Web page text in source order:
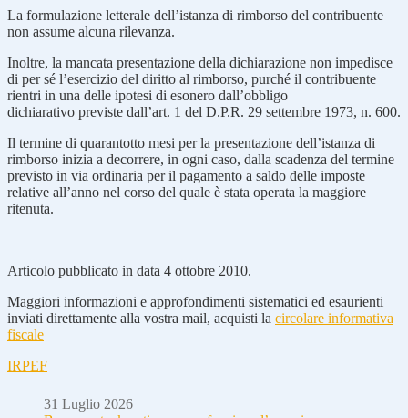
La formulazione letterale dell’istanza di rimborso del contribuente
non assume alcuna rilevanza.
Inoltre, la mancata presentazione della dichiarazione non impedisce
di per sé l’esercizio del diritto al rimborso, purché il contribuente
rientri in una delle ipotesi di esonero dall’obbligo
dichiarativo previste dall’art. 1 del D.P.R. 29 settembre 1973, n. 600.
Il termine di quarantotto mesi per la presentazione dell’istanza di
rimborso inizia a decorrere, in ogni caso, dalla scadenza del termine
previsto in via ordinaria per il pagamento a saldo delle imposte
relative all’anno nel corso del quale è stata operata la maggiore
ritenuta.
Articolo pubblicato in data 4 ottobre 2010.
Maggiori informazioni e approfondimenti sistematici ed esaurienti
inviati direttamente alla vostra mail, acquisti la circolare informativa
fiscale
IRPEF
31 Luglio 2026